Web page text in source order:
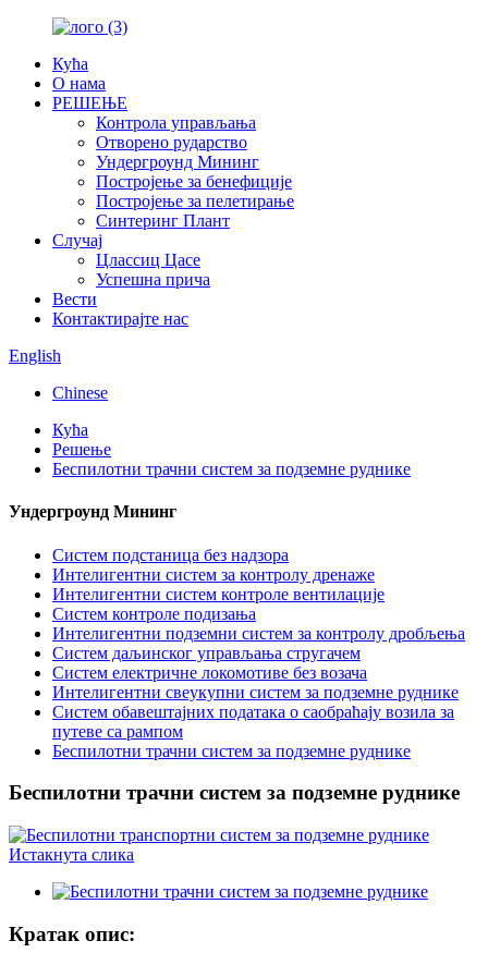
Кућа
О нама
РЕШЕЊЕ
Контрола управљања
Отворено рударство
Ундергроунд Мининг
Постројење за бенефиције
Постројење за пелетирање
Синтеринг Плант
Случај
Цлассиц Цасе
Успешна прича
Вести
Контактирајте нас
English
Chinese
Кућа
Решење
Беспилотни трачни систем за подземне руднике
Ундергроунд Мининг
Систем подстаница без надзора
Интелигентни систем за контролу дренаже
Интелигентни систем контроле вентилације
Систем контроле подизања
Интелигентни подземни систем за контролу дробљења
Систем даљинског управљања стругачем
Систем електричне локомотиве без возача
Интелигентни свеукупни систем за подземне руднике
Систем обавештајних података о саобраћају возила за
путеве са рампом
Беспилотни трачни систем за подземне руднике
Беспилотни трачни систем за подземне руднике
Кратак опис: